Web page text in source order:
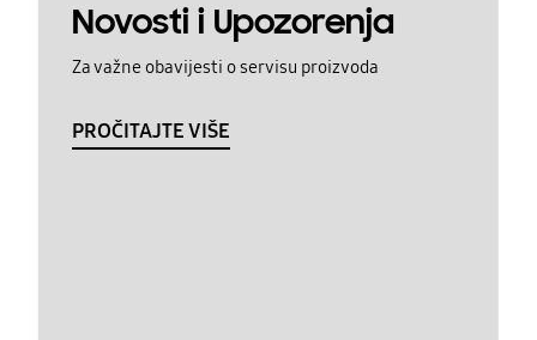
Novosti i Upozorenja
Za važne obavijesti o servisu proizvoda
PROČITAJTE VIŠE